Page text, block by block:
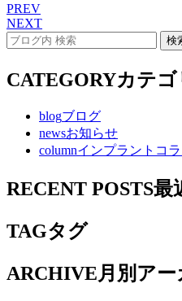
PREV
NEXT
CATEGORYカテゴ
blogブログ
newsお知らせ
columnインプラントコ
RECENT POSTS最
TAGタグ
ARCHIVE月別ア